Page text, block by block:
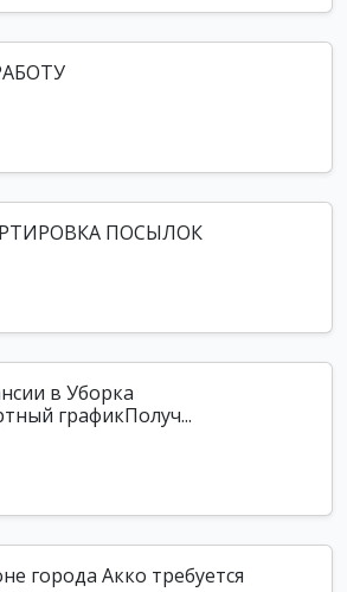
ПОСЫЛОК
в Уборка
графикПолуч...
города Акко требуется